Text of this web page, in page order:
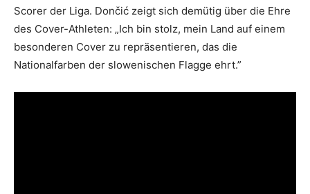
Scorer der Liga. Dončić zeigt sich demütig über die Ehre
des Cover-Athleten: „Ich bin stolz, mein Land auf einem
besonderen Cover zu repräsentieren, das die
Nationalfarben der slowenischen Flagge ehrt.”